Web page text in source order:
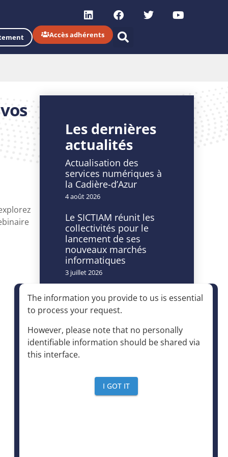
Accès adhérents
Les dernières
actualités
Actualisation des
services numériques à
la Cadière-d’Azur
4 août 2026
Le SICTIAM réunit les
collectivités pour le
lancement de ses
nouveaux marchés
informatiques
3 juillet 2026
Caméras à lecture
automatisée de
plaques
d’immatriculation et
accès à la déchèterie :
un dispositif autorisé à
condition d’être
4 juin 2026
The information you provide to us is essential
to process your request.
However, please note that no personally
identifiable information should be shared via
this interface.
I GOT IT